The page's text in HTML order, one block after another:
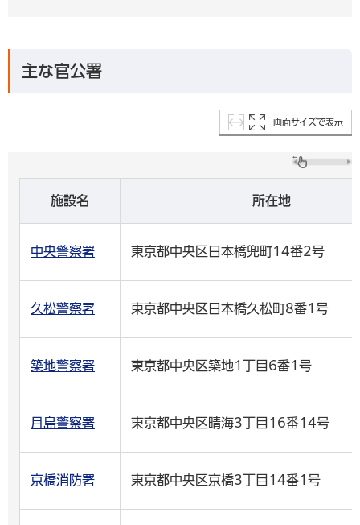
主な官公署
画面サイズで表示
施設名 所在地
中央警察署 東京都中央区日本橋兜町14番2号
久松警察署 東京都中央区日本橋久松町8番1号
築地警察署 東京都中央区築地1丁目6番1号
月島警察署 東京都中央区晴海3丁目16番14号
京橋消防署 東京都中央区京橋3丁目14番1号